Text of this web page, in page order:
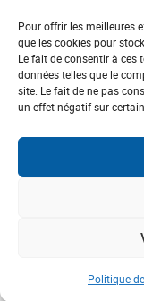
Pour offrir les meilleures
que les cookies pour
Le fait de consentir à ces
données telles que le
site. Le fait de ne pas
un effet négatif sur
Politique
#Canicule
ACTUALITÉS